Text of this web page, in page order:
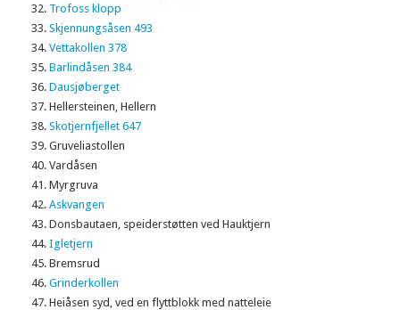
Trofoss klopp
Skjennungsåsen 493
Vettakollen 378
Barlindåsen 384
Dausjøberget
Hellersteinen, Hellern
Skotjernfjellet 647
Gruveliastollen
Vardåsen
Myrgruva
Askvangen
Donsbautaen, speiderstøtten ved Hauktjern
Igletjern
Bremsrud
Grinderkollen
Heiåsen syd, ved en flyttblokk med natteleie